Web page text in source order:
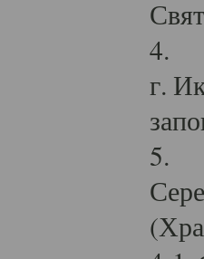
4.
г.
5.